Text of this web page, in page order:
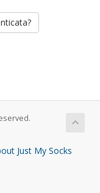
Just My Socks